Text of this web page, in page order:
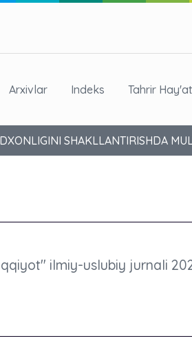
Arxivlar Indeks Tahrir
SHAKLLANTIRISHDA
ilmiy-uslubiy jurnali